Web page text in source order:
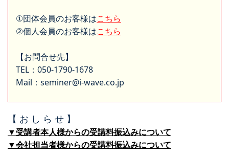
①団体会員のお客様はこちら
②個人会員のお客様はこちら
【お問合せ先】
TEL：050-1790-1678
Mail：seminer@i-wave.co.jp
【 お し ら せ 】
▼受講者本人様からの受講料振込みについて
▼会社担当者様からの受講料振込みについて